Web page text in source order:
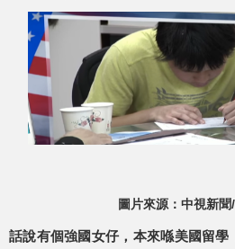
圖片來源：中視新
話說有個強國女仔，本來喺美國留